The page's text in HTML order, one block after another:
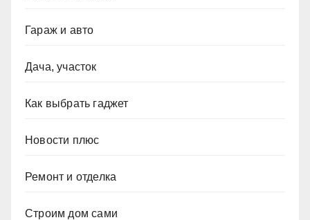
Гараж и авто
Дача, участок
Как выбрать гаджет
Новости плюс
Ремонт и отделка
Строим дом сами